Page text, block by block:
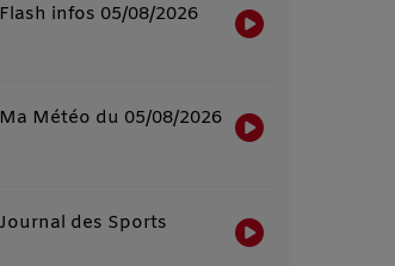
Flash infos 05/08/2026
Ma Météo du 05/08/2026
Journal des Sports